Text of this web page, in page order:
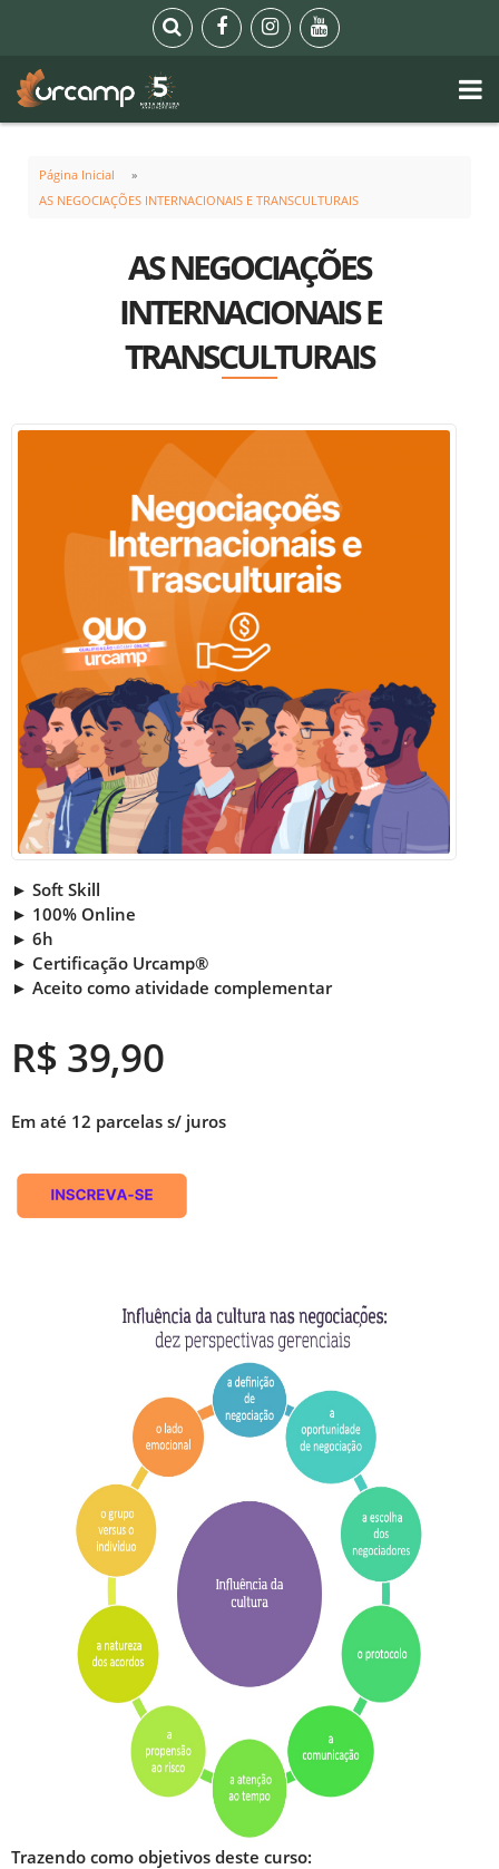
Página Inicial
AS NEGOCIAÇÕES INTERNACIONAIS E TRANSCULTURAIS
AS NEGOCIAÇÕES
INTERNACIONAIS E
TRANSCULTURAIS
► Soft Skill
► 100% Online
► 6h
► Certificação Urcamp®
► Aceito como atividade complementar
R$ 39,90
Em até 12 parcelas s/ juros
Trazendo como objetivos deste curso: